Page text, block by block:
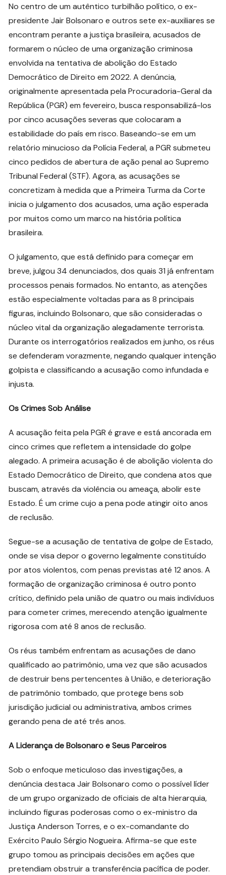
No centro de um autêntico turbilhão político, o ex-
presidente Jair Bolsonaro e outros sete ex-auxiliares se
encontram perante a justiça brasileira, acusados de
formarem o núcleo de uma organização criminosa
envolvida na tentativa de abolição do Estado
Democrático de Direito em 2022. A denúncia,
originalmente apresentada pela Procuradoria-Geral da
República (PGR) em fevereiro, busca responsabilizá-los
por cinco acusações severas que colocaram a
estabilidade do país em risco. Baseando-se em um
relatório minucioso da Polícia Federal, a PGR submeteu
cinco pedidos de abertura de ação penal ao Supremo
Tribunal Federal (STF). Agora, as acusações se
concretizam à medida que a Primeira Turma da Corte
inicia o julgamento dos acusados, uma ação esperada
por muitos como um marco na história política
brasileira.
O julgamento, que está definido para começar em
breve, julgou 34 denunciados, dos quais 31 já enfrentam
processos penais formados. No entanto, as atenções
estão especialmente voltadas para as 8 principais
figuras, incluindo Bolsonaro, que são consideradas o
núcleo vital da organização alegadamente terrorista.
Durante os interrogatórios realizados em junho, os réus
se defenderam vorazmente, negando qualquer intenção
golpista e classificando a acusação como infundada e
injusta.
Os Crimes Sob Análise
A acusação feita pela PGR é grave e está ancorada em
cinco crimes que refletem a intensidade do golpe
alegado. A primeira acusação é de abolição violenta do
Estado Democrático de Direito, que condena atos que
buscam, através da violência ou ameaça, abolir este
Estado. É um crime cujo a pena pode atingir oito anos
de reclusão.
Segue-se a acusação de tentativa de golpe de Estado,
onde se visa depor o governo legalmente constituído
por atos violentos, com penas previstas até 12 anos. A
formação de organização criminosa é outro ponto
crítico, definido pela união de quatro ou mais indivíduos
para cometer crimes, merecendo atenção igualmente
rigorosa com até 8 anos de reclusão.
Os réus também enfrentam as acusações de dano
qualificado ao patrimônio, uma vez que são acusados
de destruir bens pertencentes à União, e deterioração
de patrimônio tombado, que protege bens sob
jurisdição judicial ou administrativa, ambos crimes
gerando pena de até três anos.
A Liderança de Bolsonaro e Seus Parceiros
Sob o enfoque meticuloso das investigações, a
denúncia destaca Jair Bolsonaro como o possível líder
de um grupo organizado de oficiais de alta hierarquia,
incluindo figuras poderosas como o ex-ministro da
Justiça Anderson Torres, e o ex-comandante do
Exército Paulo Sérgio Nogueira. Afirma-se que este
grupo tomou as principais decisões em ações que
pretendiam obstruir a transferência pacífica de poder.